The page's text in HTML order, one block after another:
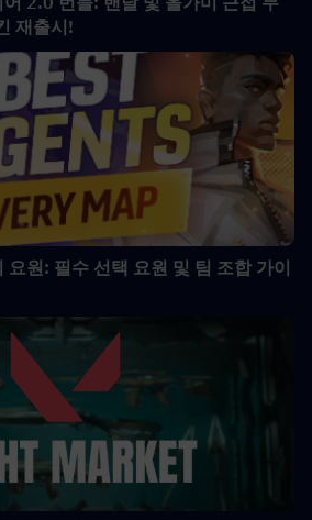
재출시!
요원: 필수 선택 요원 및 팀 조합 가이